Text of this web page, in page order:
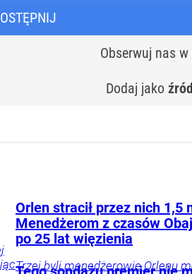
Obserwuj nas w
Dodaj jako
Orlen stracił przez nich 1,5
Menedżerom z czasów
po 25 lat więzienia
Trzej byli menedżerowie Orlenu